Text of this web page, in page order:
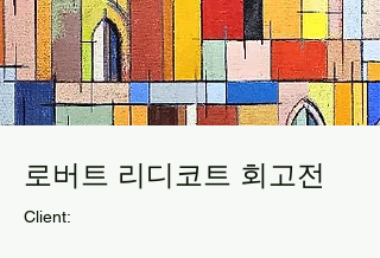
로버트 리디코트 회고전
Client: